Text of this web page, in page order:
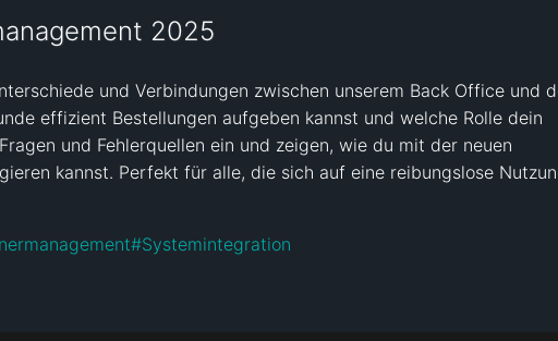
2025
und Verbindungen zwischen unserem Back Office und
effizient Bestellungen aufgeben kannst und welche Rolle dein
und Fehlerquellen ein und zeigen, wie du mit der neuen
kannst. Perfekt für alle, die sich auf eine reibungslose
#Systemintegration